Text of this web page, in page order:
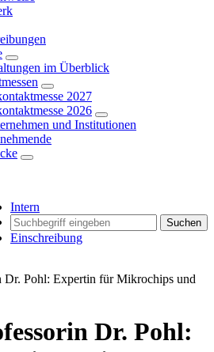
im Überblick
2027
2026
und Institutionen
Intern
Suchen
Einschreibung
Dr. Pohl: Expertin für Mikrochips und
Dr. Pohl: